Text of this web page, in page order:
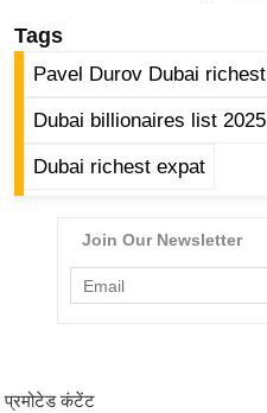
ऑ
टो
व
न्यू
ज
Tags
Pavel Durov Dubai richest
Dubai billionaires list 2025
Dubai richest expat